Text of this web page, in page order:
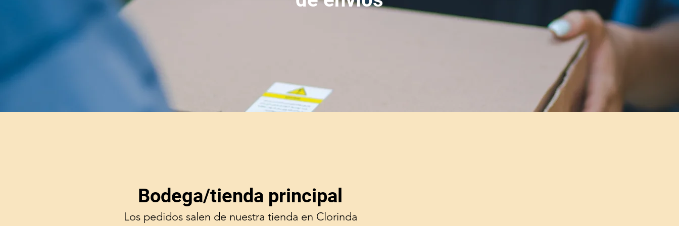
Bodega/tienda principal
Los pedidos salen de nuestra tienda en Clorinda